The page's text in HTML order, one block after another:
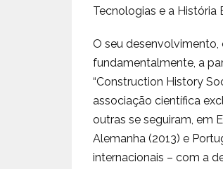
Tecnologias e a História
O seu
fundamentalmente, a
“Construction History
associação científica
outras se seguiram, em
Alemanha (2013) e
internacionais – com a